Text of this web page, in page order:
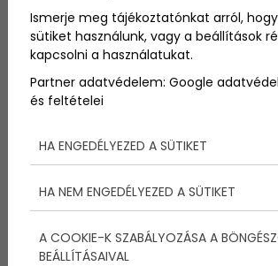
5 tökéletes
lenyűgöző videót
Budapesten
Ismerje meg tájékoztatónkat arról,
sütiket használunk, vagy a beállítások
kapcsolni a használatukat.
Partner adatvédelem: Google
és feltételei
HA ENGEDÉLYEZED A SÜTIKET
HA NEM ENGEDÉLYEZED A SÜTIKET
A COOKIE-K SZABÁLYOZÁSA A
BEÁLLÍTÁSAIVAL